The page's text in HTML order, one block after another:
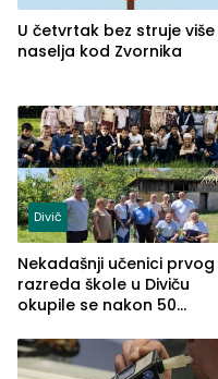
U četvrtak bez struje više
naselja kod Zvornika
Divič
Nekadašnji učenici prvog
razreda škole u Diviču
okupile se nakon 50
Pašić im održao čas
(FOTO)